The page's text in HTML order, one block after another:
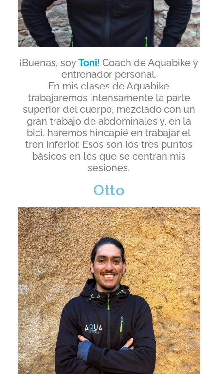
¡Buenas, soyToni! Coach de Aquabike y
entrenador personal.
En mis clases de Aquabike
trabajaremos intensamente la parte
superior del cuerpo, mezclado con un
gran trabajo de abdominales y, en la
bici, haremos hincapié en trabajar el
tren inferior. Esos son los tres puntos
básicos en los que se centran mis
sesiones.
Otto